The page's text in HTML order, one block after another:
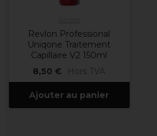
Revlon Professional
Uniqone Traitement
Capillaire V2 150ml
8,50 €
Hors TVA
Ajouter au panier